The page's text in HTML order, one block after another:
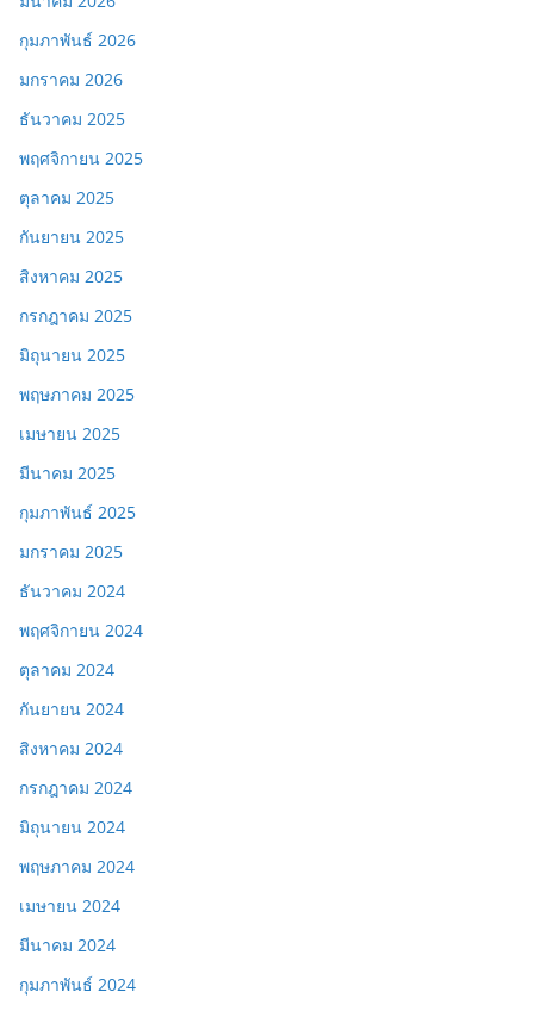
กุมภาพันธ์ 2026
มกราคม 2026
ธันวาคม 2025
พฤศจิกายน 2025
ตุลาคม 2025
กันยายน 2025
สิงหาคม 2025
กรกฎาคม 2025
มิถุนายน 2025
พฤษภาคม 2025
เมษายน 2025
มีนาคม 2025
กุมภาพันธ์ 2025
มกราคม 2025
ธันวาคม 2024
พฤศจิกายน 2024
ตุลาคม 2024
กันยายน 2024
สิงหาคม 2024
กรกฎาคม 2024
มิถุนายน 2024
พฤษภาคม 2024
เมษายน 2024
มีนาคม 2024
กุมภาพันธ์ 2024